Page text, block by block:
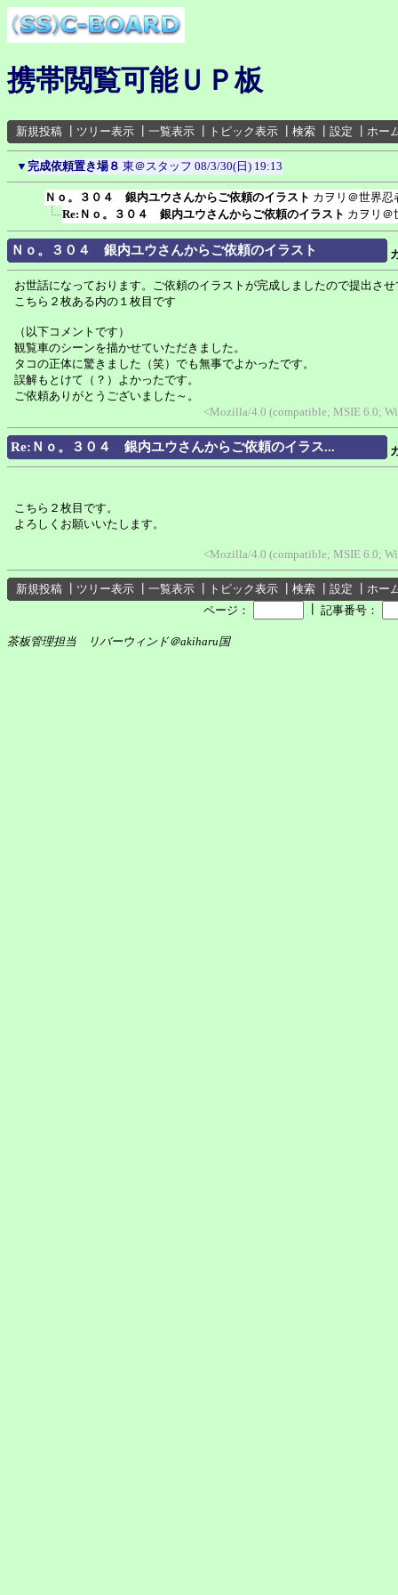
携帯閲覧可能ＵＰ板
新規投稿 ツリー表示 一覧表示 トピック表示 検索 設定 ホー
▼ 完成依頼置き場８ 東＠スタッフ 08/3/30(日) 19:13
Ｎｏ。３０４ 銀内ユウさんからご依頼のイラスト カヲリ＠世界忍
Re:Ｎｏ。３０４ 銀内ユウさんからご依頼のイラスト カヲリ＠
Ｎｏ。３０４ 銀内ユウさんからご依頼のイラスト
お世話になっております。ご依頼のイラストが完成しましたので提出さ
こちら２枚ある内の１枚目です
（以下コメントです）
観覧車のシーンを描かせていただきました。
タコの正体に驚きました（笑）でも無事でよかったです。
誤解もとけて（？）よかったです。
ご依頼ありがとうございました～。
<Mozilla/4.0 (compatible; MSIE 6.0;
Re:Ｎｏ。３０４ 銀内ユウさんからご依頼のイラス...
こちら２枚目です。
よろしくお願いいたします。
<Mozilla/4.0 (compatible; MSIE 6.0;
新規投稿 ツリー表示 一覧表示 トピック表示 検索 設定
ホー
ページ：
記事番号：
茶板管理担当 リバーウィンド＠akiharu国